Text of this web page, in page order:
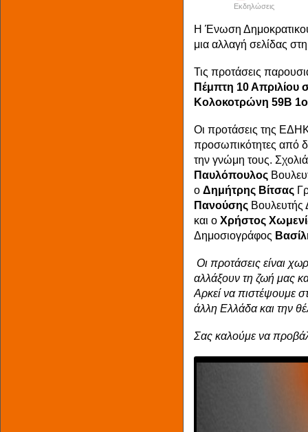
Εκδηλώσεις
Η Ένωση
μια αλλαγή σελίδας
Τις προτάσεις
Πέμπτη 10 Απριλίου
Κολοκοτρώνη 59Β
Οι προτάσεις της ΕΔΗΚ
προσωπικότητες από
την γνώμη τους.
Παυλόπουλος
ο Δημήτρης Βίτσας
Πανούσης
και ο Χρήστος
Δημοσιογράφος
Οι προτάσεις είναι
αλλάξουν τη ζωή μας
Αρκεί να πιστέψουμε
άλλη Ελλάδα και την
Σας καλούμε να